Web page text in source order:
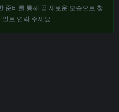
준비를 통해 곧 새로운 모습으로 찾
로 연락 주세요.